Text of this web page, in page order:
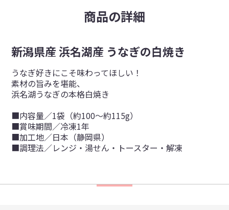
商品の詳細
新潟県産 浜名湖産 うなぎの白焼き
うなぎ好きにこそ味わってほしい！
素材の旨みを堪能、
浜名湖うなぎの本格白焼き
■内容量／1袋（約100〜約115g）
■賞味期間／冷凍1年
■加工地／日本（静岡県）
■調理法／レンジ・湯せん・トースター・解凍